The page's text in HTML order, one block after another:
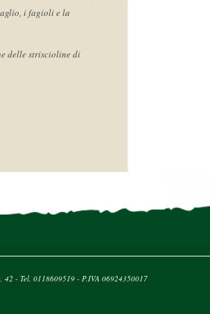
i fagioli e la
delle striscioline di
42 - Tel. 0118609519 - P.IVA 06924350017